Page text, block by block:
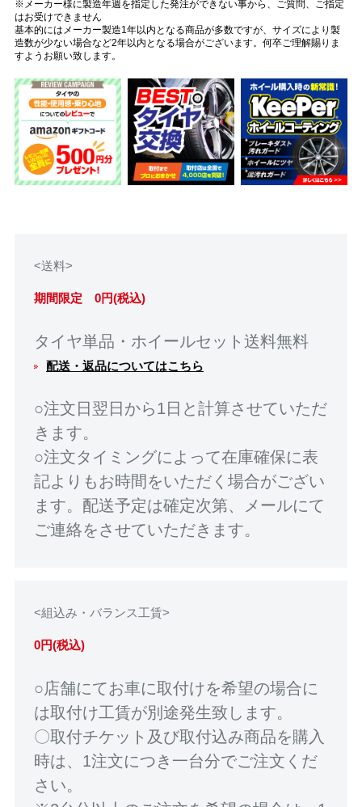
※メーカー様に製造年週を指定した発注ができない事から、ご質問、ご指定
はお受けできません
基本的にはメーカー製造1年以内となる商品が多数ですが、サイズにより製
造数が少ない場合など2年以内となる場合がございます。何卒ご理解賜りま
すようお願い致します。
<送料>
期間限定 0円(税込)
タイヤ単品・ホイールセット送料無料
配送・返品についてはこちら
○注文日翌日から1日と計算させていただ
きます。
○注文タイミングによって在庫確保に表
記よりもお時間をいただく場合がござい
ます。配送予定は確定次第、メールにて
ご連絡をさせていただきます。
<組込み・バランス工賃>
0円(税込)
○店舗にてお車に取付けを希望の場合に
は取付け工賃が別途発生致します。
〇取付チケット及び取付込み商品を購入
時は、1注文につき一台分でご注文くだ
さい。